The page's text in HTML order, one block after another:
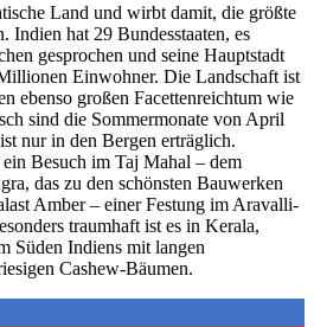
Land und wirbt damit, die größte
Indien hat 29 Bundesstaaten, es
gesprochen und seine Hauptstadt
Einwohner. Die Landschaft ist
ebenso großen Facettenreichtum wie
sind die Sommermonate von April
nur in den Bergen erträglich.
Besuch im Taj Mahal – dem
das zu den schönsten Bauwerken
Amber – einer Festung im Aravalli-
traumhaft ist es in Kerala,
Süden Indiens mit langen
Cashew-Bäumen.